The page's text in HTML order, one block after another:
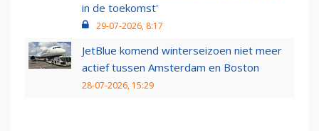
in de toekomst'
29-07-2026, 8:17
JetBlue komend winterseizoen niet meer
actief tussen Amsterdam en Boston
28-07-2026, 15:29